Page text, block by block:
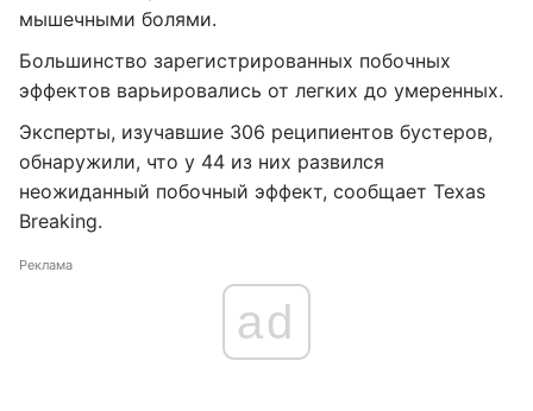
мышечными болями.
Большинство зарегистрированных побочных
эффектов варьировались от легких до умеренных.
Эксперты, изучавшие 306 реципиентов бустеров,
обнаружили, что у 44 из них развился
неожиданный побочный эффект, сообщает Texas
Breaking.
Реклама
ad